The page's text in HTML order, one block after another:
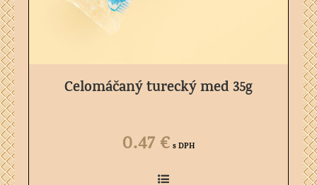
Celomáčaný turecký med 35g
0.47€ s DPH